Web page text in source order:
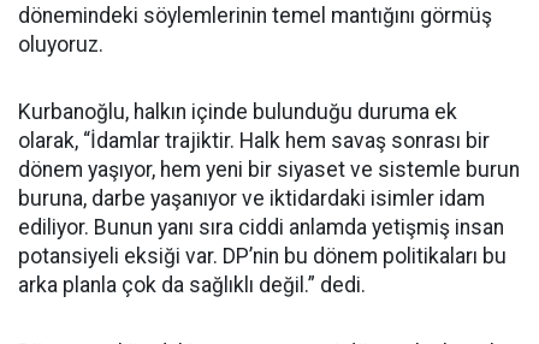
dönemindeki söylemlerinin temel mantığını görmüş
oluyoruz.
Kurbanoğlu, halkın içinde bulunduğu duruma ek
olarak, “İdamlar trajiktir. Halk hem savaş sonrası bir
dönem yaşıyor, hem yeni bir siyaset ve sistemle burun
buruna, darbe yaşanıyor ve iktidardaki isimler idam
ediliyor. Bunun yanı sıra ciddi anlamda yetişmiş insan
potansiyeli eksiği var. DP’nin bu dönem politikaları bu
arka planla çok da sağlıklı değil.” dedi.